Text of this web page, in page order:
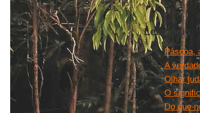
Leia mais
Páscoa,
A
Olhar
O
Do que